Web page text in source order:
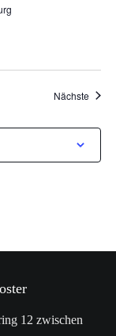
Nächste
12 zwischen